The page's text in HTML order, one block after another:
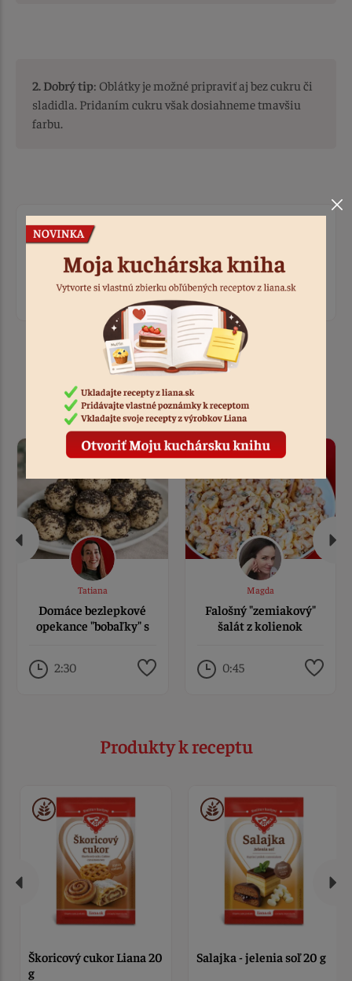
2. Dobrý tip: Oblátky je možné pripraviť aj bez cukru či
sladidla. Pridaním cukru však dosiahneme tmavšiu
farbu.
Ohodnotiť recept
Prihláste sa, ak chcete pridať hodnotenie.
Prihlásiť sa
Podobné recepty
Tatiana
Domáce bezlepkové
opekance "bobaľky" s
2:30
Magda
Falošný "zemiakový"
šalát z kolienok
0:45
Produkty k receptu
Škoricový cukor Liana 20
g
Salajka - jelenia soľ 20 g